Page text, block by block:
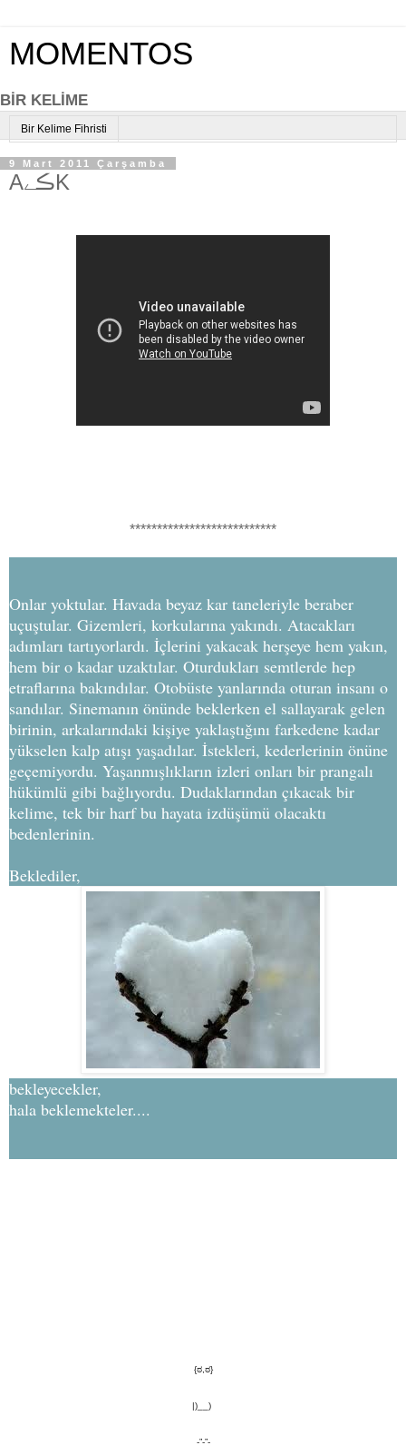
MOMENTOS
BİR KELİME
Bir Kelime Fihristi
9 Mart 2011 Çarşamba
AڪےK
***************************
Onlar yoktular. Havada beyaz kar taneleriyle beraber
uçuştular. Gizemleri, korkularına yakındı. Atacakları
adımları tartıyorlardı. İçlerini yakacak herşeye hem yakın,
hem bir o kadar uzaktılar. Oturdukları semtlerde hep
etraflarına bakındılar. Otobüste yanlarında oturan insanı o
sandılar. Sinemanın önünde beklerken el sallayarak gelen
birinin, arkalarındaki kişiye yaklaştığını farkedene kadar
yükselen kalp atışı yaşadılar. İstekleri, kederlerinin önüne
geçemiyordu. Yaşanmışlıkların izleri onları bir prangalı
hükümlü gibi bağlıyordu. Dudaklarından çıkacak bir
kelime, tek bir harf bu hayata izdüşümü olacaktı
bedenlerinin.
Beklediler,
bekleyecekler,
hala beklemekteler....
{ಠ,ಠ}
|)__)
-”-”-